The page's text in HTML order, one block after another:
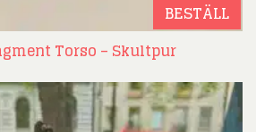
BESTÄLL
Torso – Skultpur